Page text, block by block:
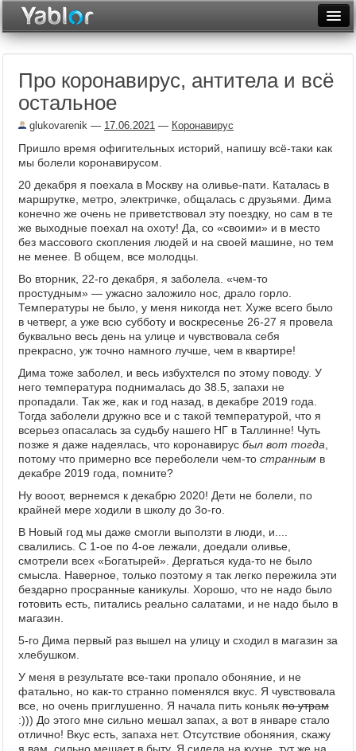
Неделя
Фототоп
Видеотоп
Про коронавирус, антитела и всё
остальное
glukovarenik — 17.06.2021 — Коронавирус
Пришло время офигительных историй, напишу всё-таки как
мы болели коронавирусом.
20 декабря я поехала в Москву на оливье-пати. Каталась в
маршрутке, метро, электричке, общалась с друзьями. Дима
конечно же очень не приветствовал эту поездку, но сам в те
же выходные поехал на охоту! Да, со «своими» и в место
без массового скопления людей и на своей машине, но тем
не менее. В общем, все молодцы.
Во вторник, 22-го декабря, я заболела. «чем-то
простудным» — ужасно заложило нос, драло горло.
Температуры не было, у меня никогда нет. Хуже всего было
в четверг, а уже всю субботу и воскресенье 26-27 я провела
буквально весь день на улице и чувствовала себя
прекрасно, уж точно намного лучше, чем в квартире!
Дима тоже заболел, и весь избухтелся по этому поводу. У
него температура поднималась до 38.5, запахи не
пропадали. Так же, как и год назад, в декабре 2019 года.
Тогда заболели дружно все и с такой температурой, что я
всерьез опасалась за судьбу нашего НГ в Таллинне! Чуть
позже я даже надеялась, что коронавирус был вот тогда
потому что примерно все переболели чем-то странным в
декабре 2019 года, помните?
Ну вооот, вернемся к декабрю 2020! Дети не болели, по
крайней мере ходили в школу до 3о-го.
В Новый год мы даже смогли выползти в люди, и....
свалились. С 1-ое по 4-ое лежали, доедали оливье,
смотрели всех «Богатырей». Дергаться куда-то не было
смысла. Наверное, только поэтому я так легко пережила эти
бездарно просранные каникулы. Хорошо, что не надо было
готовить есть, питались реально салатами, и не надо было в
магазин.
5-го Дима первый раз вышел на улицу и сходил в магазин за
хлебушком.
У меня в результате все-таки пропало обоняние, и не
фатально, но как-то странно поменялся вкус. Я чувствовала
все, но очень приглушенно. Я начала пить коньяк по утрам
:))) До этого мне сильно мешал запах, а вот в январе стало
отлично! Вкус есть, запаха нет. Отсутствие обоняния, скажу